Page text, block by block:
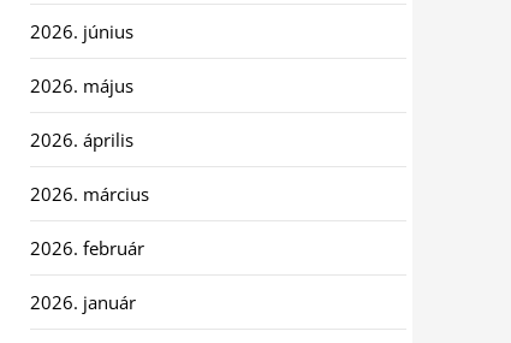
2026. június
2026. május
2026. április
2026. március
2026. február
2026. január